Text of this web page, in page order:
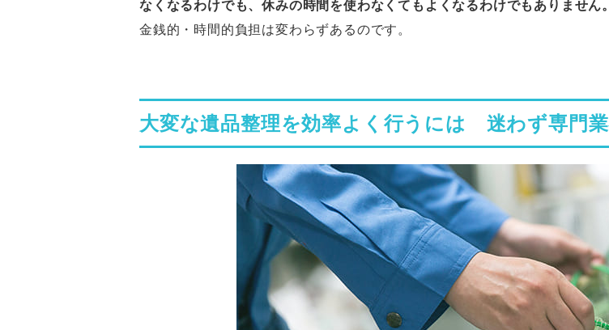
なくなるわけでも、休みの時間を使わなくてもよくなるわけでもありません。
金銭的・時間的負担は変わらずあるのです。
大変な遺品整理を効率よく行うには 迷わず専門